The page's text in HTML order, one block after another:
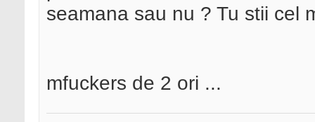
seamana sau nu ? Tu stii cel
mfuckers de 2 ori ...